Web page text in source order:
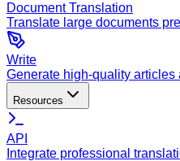
Document Translation
Translate large documents
Write
Generate high-quality articles
Resources
API
Integrate professional